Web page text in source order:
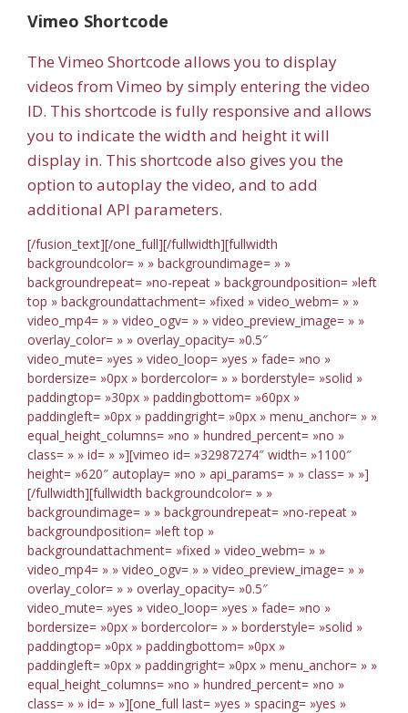
Vimeo Shortcode
The Vimeo Shortcode allows you to display
videos from Vimeo by simply entering the video
ID. This shortcode is fully responsive and allows
you to indicate the width and height it will
display in. This shortcode also gives you the
option to autoplay the video, and to add
additional API parameters.
[/fusion_text][/one_full][/fullwidth][fullwidth
backgroundcolor= » » backgroundimage= » »
backgroundrepeat= »no-repeat » backgroundposition= »left
top » backgroundattachment= »fixed » video_webm= » »
video_mp4= » » video_ogv= » » video_preview_image= » »
overlay_color= » » overlay_opacity= »0.5″
video_mute= »yes » video_loop= »yes » fade= »no »
bordersize= »0px » bordercolor= » » borderstyle= »solid »
paddingtop= »30px » paddingbottom= »60px »
paddingleft= »0px » paddingright= »0px » menu_anchor= » »
equal_height_columns= »no » hundred_percent= »no »
class= » » id= » »][vimeo id= »32987274″ width= »1100″
height= »620″ autoplay= »no » api_params= » » class= » »]
[/fullwidth][fullwidth backgroundcolor= » »
backgroundimage= » » backgroundrepeat= »no-repeat »
backgroundposition= »left top »
backgroundattachment= »fixed » video_webm= » »
video_mp4= » » video_ogv= » » video_preview_image= » »
overlay_color= » » overlay_opacity= »0.5″
video_mute= »yes » video_loop= »yes » fade= »no »
bordersize= »0px » bordercolor= » » borderstyle= »solid »
paddingtop= »0px » paddingbottom= »0px »
paddingleft= »0px » paddingright= »0px » menu_anchor= » »
equal_height_columns= »no » hundred_percent= »no »
class= » » id= » »][one_full last= »yes » spacing= »yes »